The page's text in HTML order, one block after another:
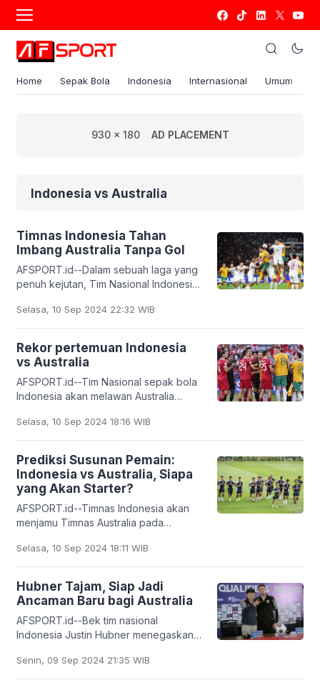
Home Sepak Bola Indonesia Internasional Umum
930 x 180 AD PLACEMENT
Indonesia vs Australia
Timnas Indonesia Tahan
Imbang Australia Tanpa Gol
AFSPORT.id--Dalam sebuah laga yang
penuh kejutan, Tim Nasional Indonesia
dengan skor 0-0 pada pertandingan
Grup C putaran
Selasa, 10 Sep 2024 22:32 WIB
Rekor pertemuan Indonesia
vs Australia
AFSPORT.id--Tim Nasional sepak bola
Indonesia akan melawan Australia
Piala Dunia 2026 di Stadion utama
Gelora Bung Karno
Selasa, 10 Sep 2024 18:16 WIB
Prediksi Susunan Pemain:
Indonesia vs Australia, Siapa
yang Akan Starter?
AFSPORT.id--Timnas Indonesia akan
menjamu Timnas Australia pada
Dunia 2026 zona Asia putaran ketiga di
Stadion Gelora Bung
Selasa, 10 Sep 2024 18:11 WIB
Hubner Tajam, Siap Jadi
Ancaman Baru bagi Australia
AFSPORT.id--Bek tim nasional
Indonesia Justin Hubner menegaskan
pada laga Grup C putaran ketiga
kualifikasi Piala Dunia
Senin, 09 Sep 2024 21:35 WIB